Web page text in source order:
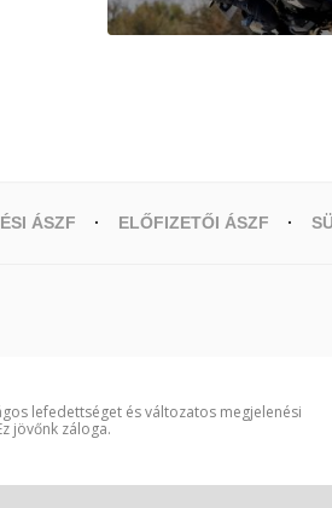
ÁSZF ELŐFIZETŐI ÁSZF
lefedettséget és változatos megjelenési
jövőnk záloga.